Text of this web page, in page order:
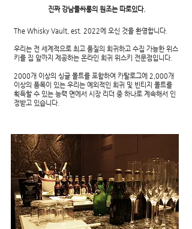
진짜 강남풀싸롱의 원조는 따로있다.
The Whisky Vault, est. 2022에 오신 것을 환영합니다.
우리는 전 세계적으로 최고 품질의 희귀하고 수집 가능한 위스
키를 집 앞까지 제공하는 온라인 희귀 위스키 전문점입니다.
2000개 이상의 싱글 몰트를 포함하여 카탈로그에 2,000개
이상의 품목이 있는 우리는 예외적인 희귀 및 빈티지 몰트를
획득할 수 있는 능력 면에서 시장 리더 중 하나로 계속해서 인
정받고 있습니다.